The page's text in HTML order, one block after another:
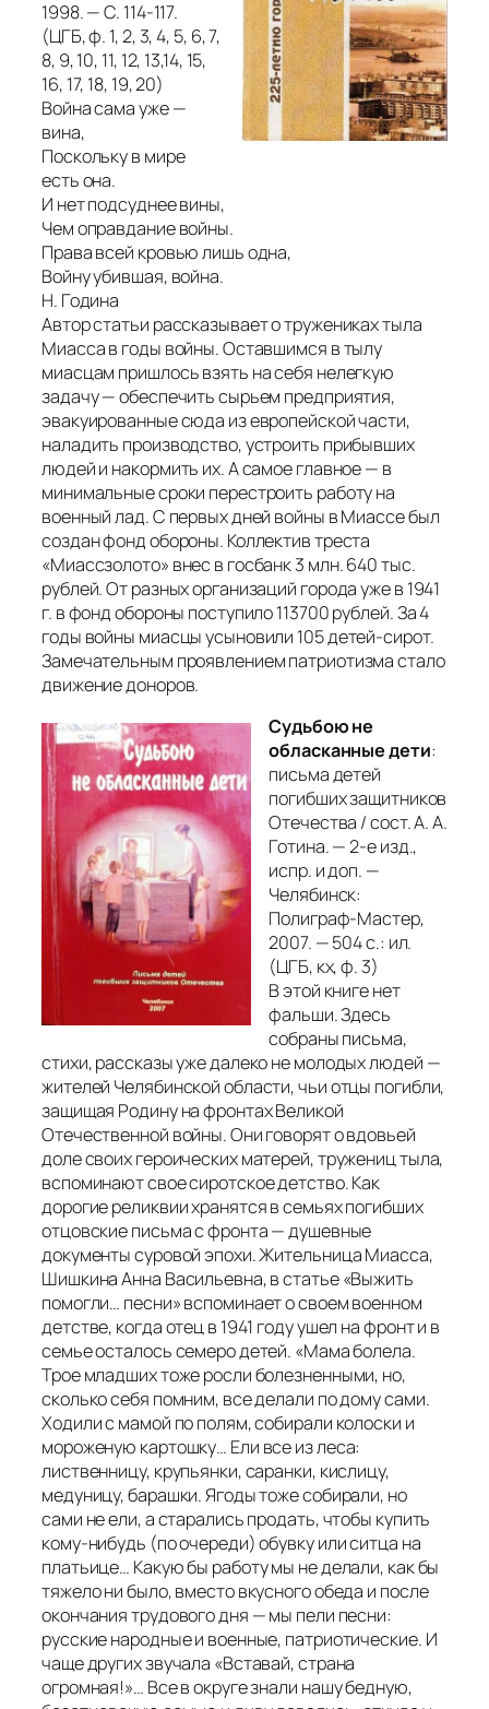
1998. — С. 114-117.
(ЦГБ, ф. 1, 2, 3, 4, 5, 6, 7,
8, 9, 10, 11, 12, 13,14, 15,
16, 17, 18, 19, 20)
Война сама уже —
вина,
Поскольку в мире
есть она.
И нет подсуднее вины,
Чем оправдание войны.
Права всей кровью лишь одна,
Войну убившая, война.
Н. Година
Автор статьи рассказывает о тружениках тыла
Миасса в годы войны. Оставшимся в тылу
миасцам пришлось взять на себя нелегкую
задачу — обеспечить сырьем предприятия,
эвакуированные сюда из европейской части,
наладить производство, устроить прибывших
людей и накормить их. А самое главное — в
минимальные сроки перестроить работу на
военный лад. С первых дней войны в Миассе был
создан фонд обороны. Коллектив треста
«Миассзолото» внес в госбанк 3 млн. 640 тыс.
рублей. От разных организаций города уже в 1941
г. в фонд обороны поступило 113700 рублей. За 4
годы войны миасцы усыновили 105 детей-сирот.
Замечательным проявлением патриотизма стало
движение доноров.
Судьбою не
обласканные дети:
письма детей
погибших защитников
Отечества / сост. А. А.
Готина. — 2-е изд.,
испр. и доп. —
Челябинск:
Полиграф-Мастер,
2007. — 504 с.: ил.
(ЦГБ, кх, ф. 3)
В этой книге нет
фальши. Здесь
собраны письма,
стихи, рассказы уже далеко не молодых людей —
жителей Челябинской области, чьи отцы погибли,
защищая Родину на фронтах Великой
Отечественной войны. Они говорят о вдовьей
доле своих героических матерей, тружениц тыла,
вспоминают свое сиротское детство. Как
дорогие реликвии хранятся в семьях погибших
отцовские письма с фронта — душевные
документы суровой эпохи. Жительница Миасса,
Шишкина Анна Васильевна, в статье «Выжить
помогли… песни» вспоминает о своем военном
детстве, когда отец в 1941 году ушел на фронт и в
семье осталось семеро детей. «Мама болела.
Трое младших тоже росли болезненными, но,
сколько себя помним, все делали по дому сами.
Ходили с мамой по полям, собирали колоски и
мороженую картошку… Ели все из леса:
лиственницу, крупьянки, саранки, кислицу,
медуницу, барашки. Ягоды тоже собирали, но
сами не ели, а старались продать, чтобы купить
кому-нибудь (по очереди) обувку или ситца на
платьице… Какую бы работу мы не делали, как бы
тяжело ни было, вместо вкусного обеда и после
окончания трудового дня — мы пели песни:
русские народные и военные, патриотические. И
чаще других звучала «Вставай, страна
огромная!»… Все в округе знали нашу бедную,